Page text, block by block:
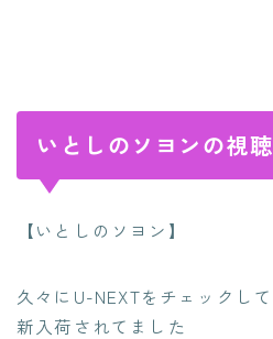
いとしのソヨンの視
【いとしのソヨン】
久々にU-NEXTをチェックし
新入荷されてました